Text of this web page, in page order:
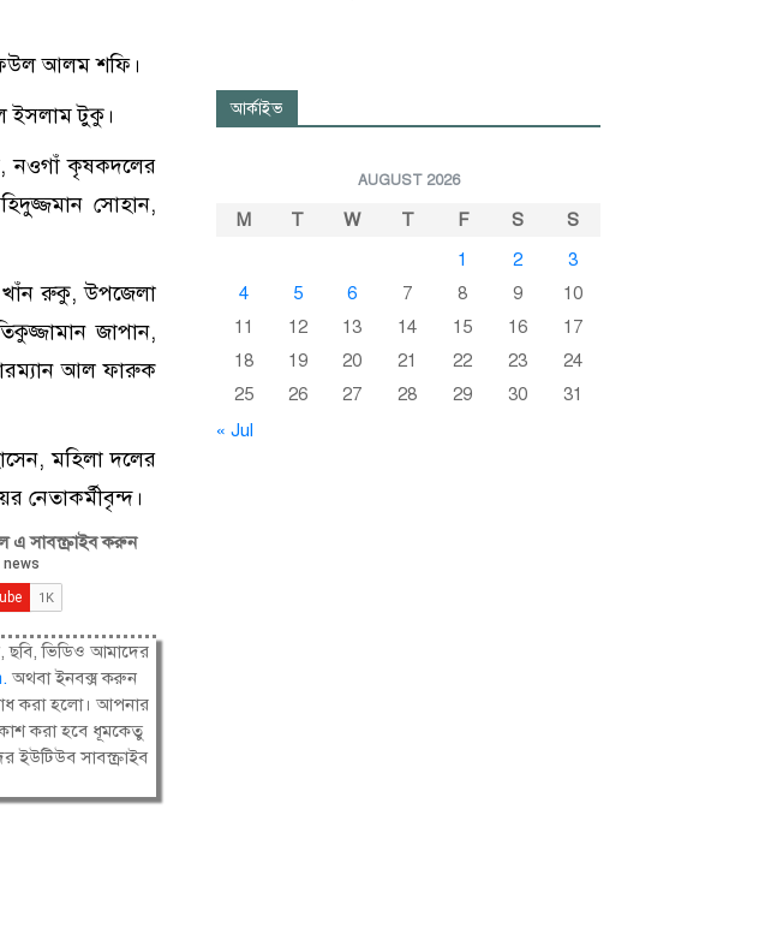
আলম শফি।
ইসলাম টুকু।
নওগাঁ কৃষকদলের
সোহান,
খাঁন রুকু, উপজেলা
জাপান,
আল ফারুক
মহিলা দলের
নেতাকর্মীবৃন্দ।
এ সাবস্ক্রাইব করুন
ছবি, ভিডিও আমাদের
. অথবা ইনবক্স করুন
করা হলো। আপনার
করা হবে ধূমকেতু
ইউটিউব সাবস্ক্রাইব
আর্কাইভ
AUGUST 2026
M T W T F S
S
1
2
3
4
5 6 7 8 9
10
11
12 13 14 15 16
17
18
19 20 21 22 23
24
25
26 27 28 29 30
31
« Jul